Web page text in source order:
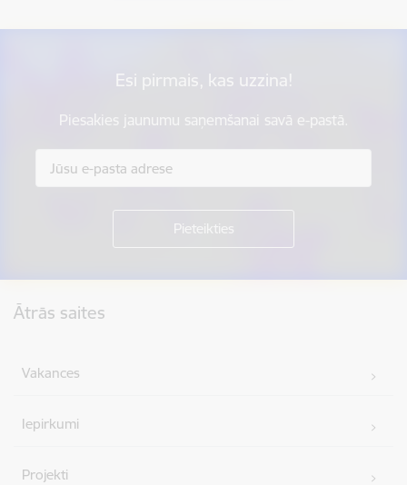
Esi pirmais, kas uzzina!
Piesakies jaunumu saņemšanai savā e-pastā.
Ātrās saites
Vakances
Iepirkumi
Projekti